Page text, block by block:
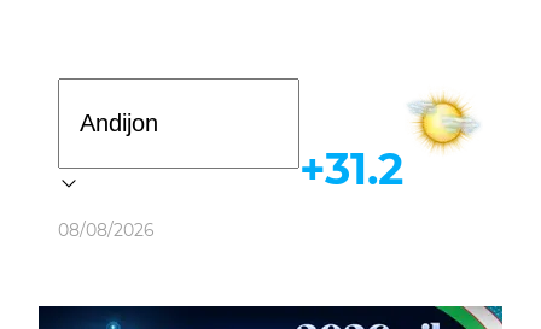
Ob-havo
08/08/2026
+31.2